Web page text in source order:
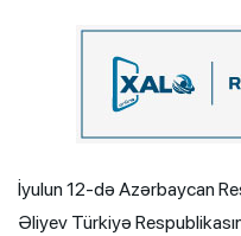
İyulun 12-də Azərbaycan
Əliyev Türkiyə